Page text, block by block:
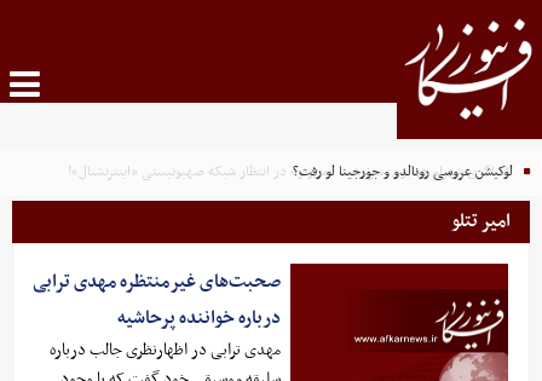
افشاگری شهرام همایون: سرنوشت «من‌وتو» در انتظار شبکه صهیونیستی «اینترنشنال»!
لوکیشن عروسی رونالدو و جورجینا لو رفت؟
امیر تتلو
صحبت‌های غیرمنتظره مهدی ترابی
درباره خواننده پرحاشیه
مهدی ترابی در اظهارنظری جالب درباره